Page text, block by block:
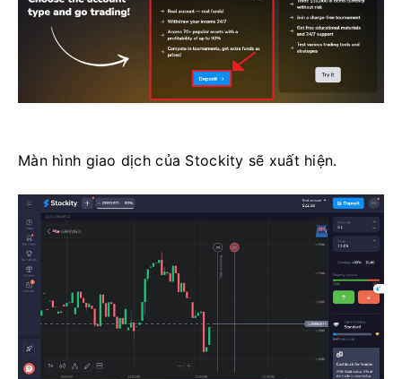
Màn hình giao dịch của Stockity sẽ xuất hiện.